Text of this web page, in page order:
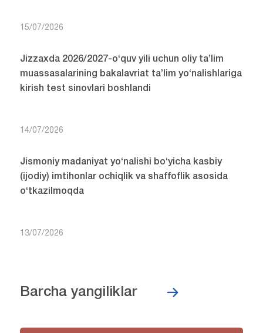
15/07/2026
Jizzaxda 2026/2027-o‘quv yili uchun oliy ta’lim
muassasalarining bakalavriat ta’lim yo‘nalishlariga
kirish test sinovlari boshlandi
14/07/2026
Jismoniy madaniyat yo‘nalishi bo‘yicha kasbiy
(ijodiy) imtihonlar ochiqlik va shaffoflik asosida
o‘tkazilmoqda
13/07/2026
Barcha yangiliklar